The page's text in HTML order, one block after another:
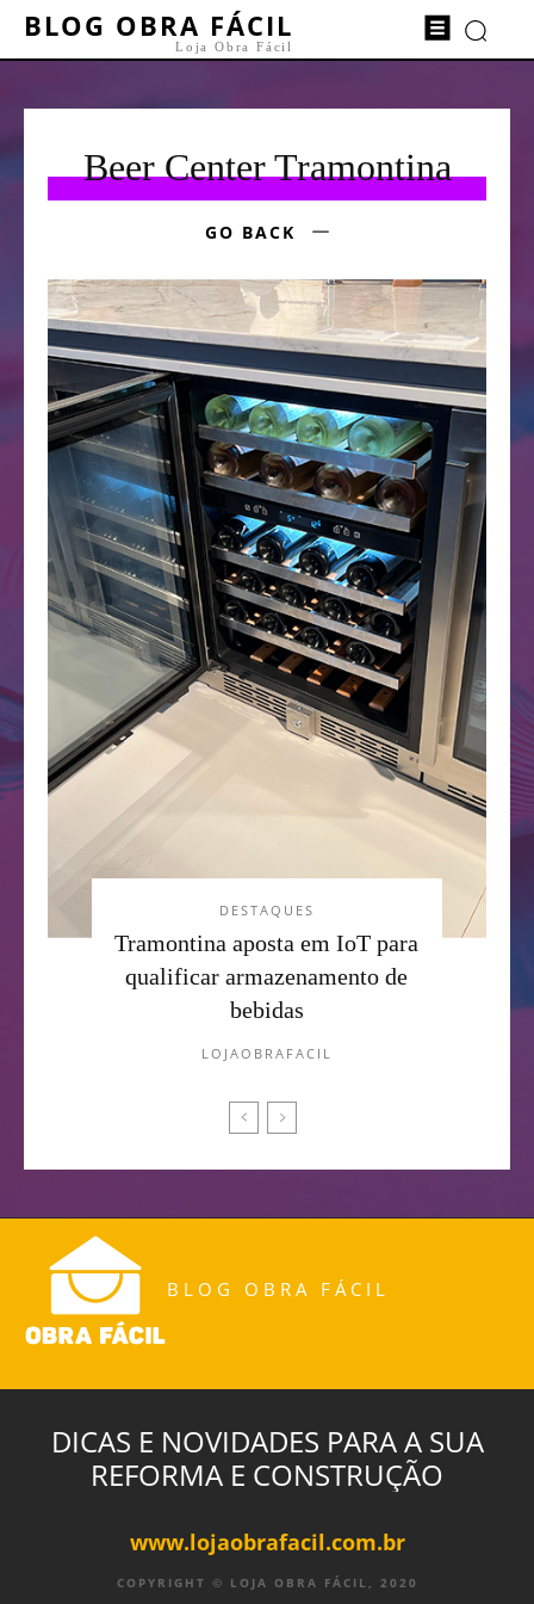
BLOG OBRA FÁCIL
Loja Obra Fácil
Beer Center Tramontina
GO BACK
DESTAQUES
Tramontina aposta em IoT para
qualificar armazenamento de
bebidas
LOJAOBRAFACIL
BLOG OBRA FÁCIL
DICAS E NOVIDADES PARA A SUA
REFORMA E CONSTRUÇÃO
www.lojaobrafacil.com.br
COPYRIGHT © LOJA OBRA FÁCIL, 2020